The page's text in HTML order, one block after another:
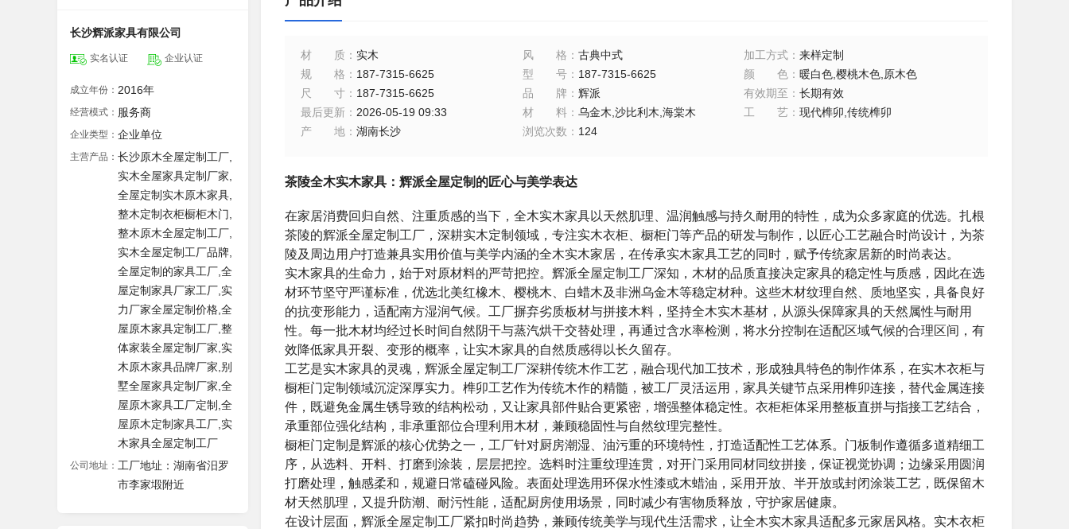
长沙辉派家具有限公司
实名认证 企业认证
成立年份： 2016年
经营模式： 服务商
企业类型： 企业单位
主营产品： 长沙原木全屋定制工厂,
实木全屋家具定制厂家,
全屋定制实木原木家具,
整木定制衣柜橱柜木门,
整木原木全屋定制工厂,
实木全屋定制工厂品牌,
全屋定制的家具工厂,全
屋定制家具厂家工厂,实
力厂家全屋定制价格,全
屋原木家具定制工厂,整
体家装全屋定制厂家,实
木原木家具品牌厂家,别
墅全屋家具定制厂家,全
屋原木家具工厂定制,全
屋原木定制家具工厂,实
木家具全屋定制工厂
公司地址： 工厂地址：湖南省汨罗
市李家塅附近
材质 ： 实木 风格 ： 古典中式 加工方式 ：来样定制
规格 ： 187-7315-6625 型号： 187-7315-6625 颜色 ：暖白色,樱桃木色,原木色
尺寸 ： 187-7315-6625 品牌 ： 辉派 有效期至 ：长期有效
最后更新 ： 2026-05-19 09:33 材料： 乌金木,沙比利木,海棠木 工艺 ：现代榫卯,传统榫卯
产地 ： 湖南长沙 浏览次数 ： 124
茶陵全木实木家具：辉派全屋定制的匠心与美学表达
在家居消费回归自然、注重质感的当下，全木实木家具以天然肌理、温润触感与持久耐用的特性，成为众多家庭的优选。扎根
茶陵的辉派全屋定制工厂，深耕实木定制领域，专注实木衣柜、橱柜门等产品的研发与制作，以匠心工艺融合时尚设计，为茶
陵及周边用户打造兼具实用价值与美学内涵的全木实木家居，在传承实木家具工艺的同时，赋予传统家居新的时尚表达。
实木家具的生命力，始于对原材料的严苛把控。辉派全屋定制工厂深知，木材的品质直接决定家具的稳定性与质感，因此在选
材环节坚守严谨标准，优选北美红橡木、樱桃木、白蜡木及非洲乌金木等稳定材种。这些木材纹理自然、质地坚实，具备良好
的抗变形能力，适配南方湿润气候。工厂摒弃劣质板材与拼接木料，坚持全木实木基材，从源头保障家具的天然属性与耐用
性。每一批木材均经过长时间自然阴干与蒸汽烘干交替处理，再通过含水率检测，将水分控制在适配区域气候的合理区间，有
效降低家具开裂、变形的概率，让实木家具的自然质感得以长久留存。
工艺是实木家具的灵魂，辉派全屋定制工厂深耕传统木作工艺，融合现代加工技术，形成独具特色的制作体系，在实木衣柜与
橱柜门定制领域沉淀深厚实力。榫卯工艺作为传统木作的精髓，被工厂灵活运用，家具关键节点采用榫卯连接，替代金属连接
件，既避免金属生锈导致的结构松动，又让家具部件贴合更紧密，增强整体稳定性。衣柜柜体采用整板直拼与指接工艺结合，
承重部位强化结构，非承重部位合理利用木材，兼顾稳固性与自然纹理完整性。
橱柜门定制是辉派的核心优势之一，工厂针对厨房潮湿、油污重的环境特性，打造适配性工艺体系。门板制作遵循多道精细工
序，从选料、开料、打磨到涂装，层层把控。选料时注重纹理连贯，对开门采用同材同纹拼接，保证视觉协调；边缘采用圆润
打磨处理，触感柔和，规避日常磕碰风险。表面处理选用环保水性漆或木蜡油，采用开放、半开放或封闭涂装工艺，既保留木
材天然肌理，又提升防潮、耐污性能，适配厨房使用场景，同时减少有害物质释放，守护家居健康。
在设计层面，辉派全屋定制工厂紧扣时尚趋势，兼顾传统美学与现代生活需求，让全木实木家具适配多元家居风格。实木衣柜